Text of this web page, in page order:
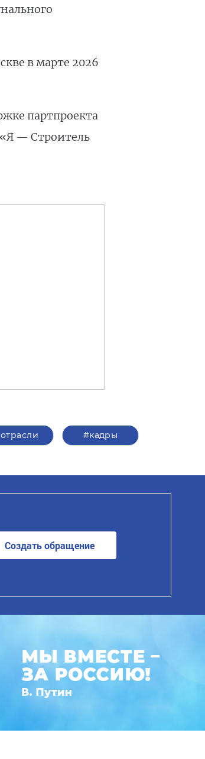
в марте 2026
партпроекта
— Строитель
#кадры
Создать обращение